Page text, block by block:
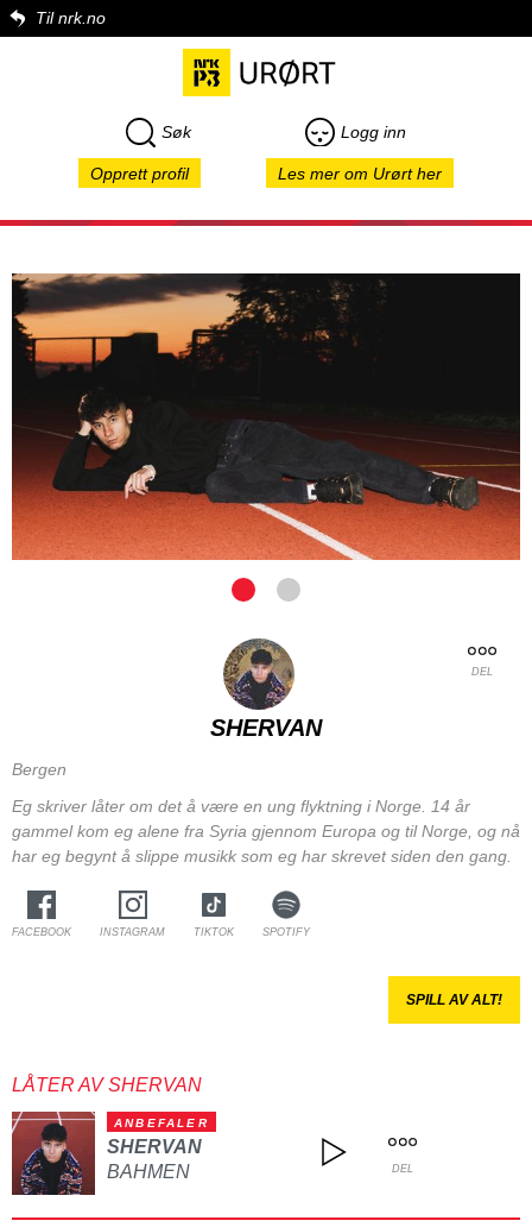
Til nrk.no
Søk Logg inn
Opprett profil Les mer om Urørt her
DEL
SHERVAN
Bergen
Eg skriver låter om det å være en ung flyktning i Norge. 14 år
gammel kom eg alene fra Syria gjennom Europa og til Norge, og nå
har eg begynt å slippe musikk som eg har skrevet siden den gang.
FACEBOOK INSTAGRAM TIKTOK SPOTIFY
SPILL AV ALT!
LÅTER AV SHERVAN
ANBEFALER
SHERVAN
BAHMEN
DEL